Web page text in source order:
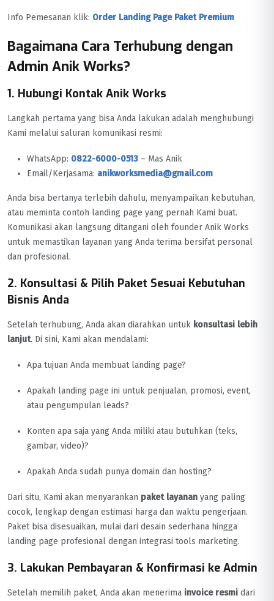
Info Pemesanan klik: Order Landing Page Paket Premium
Bagaimana Cara Terhubung dengan
Admin Anik Works?
1. Hubungi Kontak Anik Works
Langkah pertama yang bisa Anda lakukan adalah menghubungi
Kami melalui saluran komunikasi resmi:
WhatsApp: 0822-6000-0513 – Mas Anik
Email/Kerjasama: anikworksmedia@gmail.com
Anda bisa bertanya terlebih dahulu, menyampaikan kebutuhan,
atau meminta contoh landing page yang pernah Kami buat.
Komunikasi akan langsung ditangani oleh founder Anik Works
untuk memastikan layanan yang Anda terima bersifat personal
dan profesional.
2. Konsultasi & Pilih Paket Sesuai Kebutuhan
Bisnis Anda
Setelah terhubung, Anda akan diarahkan untuk konsultasi lebih
lanjut. Di sini, Kami akan mendalami:
Apa tujuan Anda membuat landing page?
Apakah landing page ini untuk penjualan, promosi, event,
atau pengumpulan leads?
Konten apa saja yang Anda miliki atau butuhkan (teks,
gambar, video)?
Apakah Anda sudah punya domain dan hosting?
Dari situ, Kami akan menyarankan paket layanan yang paling
cocok, lengkap dengan estimasi harga dan waktu pengerjaan.
Paket bisa disesuaikan, mulai dari desain sederhana hingga
landing page profesional dengan integrasi tools marketing.
3. Lakukan Pembayaran & Konfirmasi ke Admin
Setelah memilih paket, Anda akan menerima invoice resmi dari